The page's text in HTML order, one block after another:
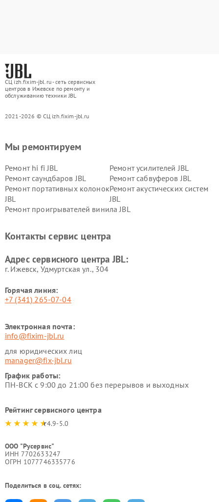
СЦ izh.fixim-jbl.ru - сеть сервисных
центров в Ижевске по ремонту и
обслуживанию техники JBL
2021-2026 © СЦ izh.fixim-jbl.ru
Мы ремонтируем
Ремонт hi fi JBL
Ремонт усилителей JBL
Ремонт саундбаров JBL
Ремонт сабвуферов JBL
Ремонт портативных колонок
JBL
Ремонт акустических систем
JBL
Ремонт проигрывателей винила JBL
Контакты сервис центра
Адрес сервисного центра JBL:
г. Ижевск, Удмуртская ул., 304
Горячая линия:
+7 (341) 265-07-04
Электронная почта:
info@fixim-jbl.ru
для юридических лиц
manager@fix-jbl.ru
График работы:
ПН-ВСК с 9:00 до 21:00 без перерывов и выходных
Рейтинг сервисного центра
4.9-5.0
ООО "Русервис"
ИНН 7702633247
ОГРН 1077746335776
Поделиться в соц. сетях: